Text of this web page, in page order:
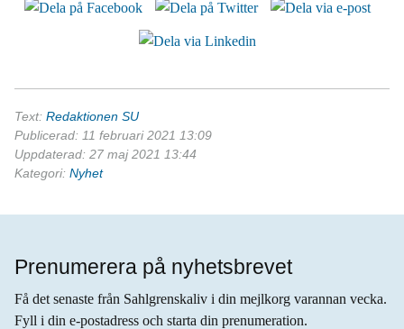
Text: Redaktionen SU
Publicerad: 11 februari 2021 13:09
Uppdaterad: 27 maj 2021 13:44
Kategori: Nyhet
Prenumerera på nyhetsbrevet
Få det senaste från Sahlgrenskaliv i din mejlkorg varannan vecka.
Fyll i din e-postadress och starta din prenumeration.